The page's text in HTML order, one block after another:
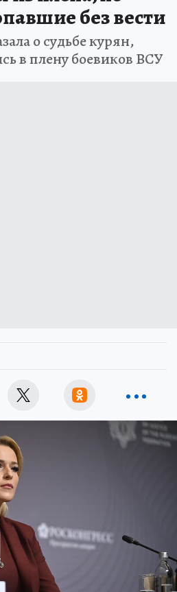
без вести
о судьбе курян,
в плену боевиков ВСУ